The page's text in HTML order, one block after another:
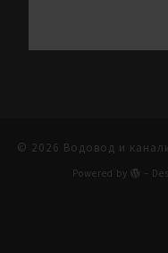
© 2026 Водовод и
Powered by –